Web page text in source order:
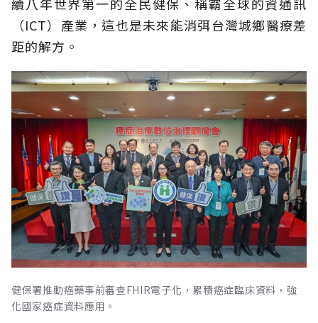
（ICT）產業，這也是未來能消弭台灣城鄉醫療差
距的解方。
健保署推動癌藥事前審查FHIR電子化，累積癌症臨床資料，強
化國家癌症資料應用。